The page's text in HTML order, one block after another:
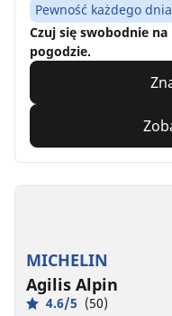
Pewność każdego dnia
Czuj się swobodnie
pogodzie.
MICHELIN
Agilis Alpin
4.6/5 (50)